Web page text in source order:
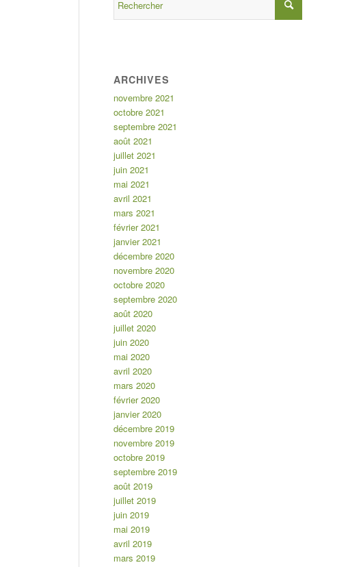
ARCHIVES
novembre 2021
octobre 2021
septembre 2021
août 2021
juillet 2021
juin 2021
mai 2021
avril 2021
mars 2021
février 2021
janvier 2021
décembre 2020
novembre 2020
octobre 2020
septembre 2020
août 2020
juillet 2020
juin 2020
mai 2020
avril 2020
mars 2020
février 2020
janvier 2020
décembre 2019
novembre 2019
octobre 2019
septembre 2019
août 2019
juillet 2019
juin 2019
mai 2019
avril 2019
mars 2019